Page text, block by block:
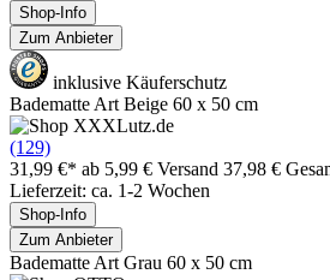
Shop-Info
Zum Anbieter
inklusive Käuferschutz
Badematte Art Beige 60 x 50 cm
(129)
31,99 €* ab 5,99 € Versand 37,98 €
Lieferzeit: ca. 1-2 Wochen
Shop-Info
Zum Anbieter
Badematte Art Grau 60 x 50 cm